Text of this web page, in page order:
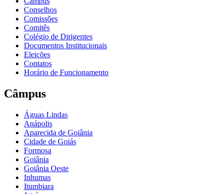
Conselhos
Comissões
Comitês
Colégio de Dirigentes
Documentos Institucionais
Eleições
Contatos
Horário de Funcionamento
Câmpus
Águas Lindas
Anápolis
Aparecida de Goiânia
Cidade de Goiás
Formosa
Goiânia
Goiânia Oeste
Inhumas
Itumbiara